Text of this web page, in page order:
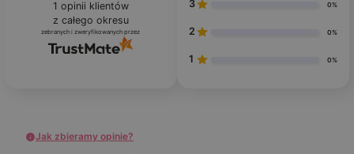
1 opinii klientów
z całego okresu
zebranych i zweryfikowanych przez
3 0%
2 0%
1 0%
Jak zbieramy opinie?